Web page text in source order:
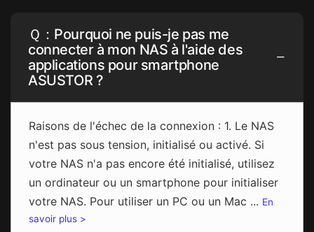
Ｑ：Pourquoi ne puis-je pas me
connecter à mon NAS à l'aide des
applications pour smartphone
ASUSTOR ?
Raisons de l'échec de la connexion : 1. Le NAS
n'est pas sous tension, initialisé ou activé. Si
votre NAS n'a pas encore été initialisé, utilisez
un ordinateur ou un smartphone pour initialiser
votre NAS. Pour utiliser un PC ou un Mac ... En
savoir plus >